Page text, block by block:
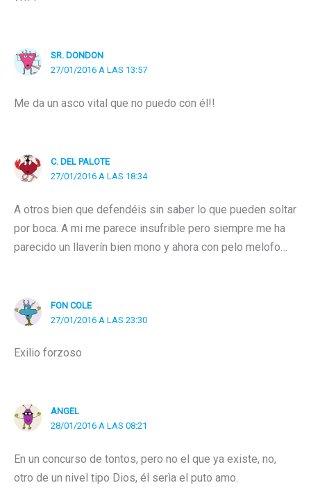
SR. DONDON
27/01/2016 A LAS 13:57
Me da un asco vital que no puedo con él!!
C. DEL PALOTE
27/01/2016 A LAS 18:34
A otros bien que defendéis sin saber lo que pueden soltar
por boca. A mi me parece insufrible pero siempre me ha
parecido un llaverín bien mono y ahora con pelo melofo…
FON COLE
27/01/2016 A LAS 23:30
Exilio forzoso
ANGEL
28/01/2016 A LAS 08:21
En un concurso de tontos, pero no el que ya existe, no,
otro de un nivel tipo Dios, él serìa el puto amo.